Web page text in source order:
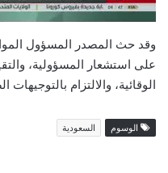
وقد حث المصدر المسؤول
على استشعار المسؤولية،
الوقائية، والالتزام
الوسوم السعودية